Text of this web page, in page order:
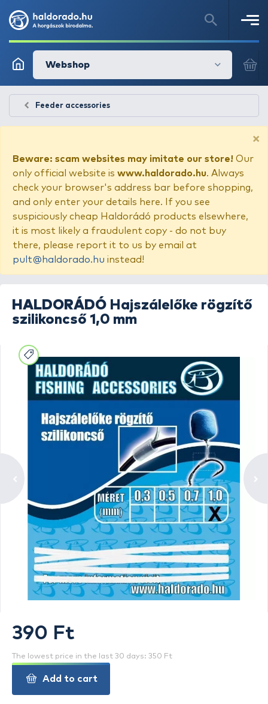
Webshop
Feeder accessories
×
Beware: scam websites may imitate our store! Our
only official website is www.haldorado.hu. Always
check your browser's address bar before shopping,
and only enter your details here. If you see
suspiciously cheap Haldorádó products elsewhere,
it is most likely a fraudulent copy - do not buy
there, please report it to us by email at
pult@haldorado.hu instead!
HALDORÁDÓ Hajszálelőke rögzítő
szilikoncső 1,0 mm
390 Ft
The lowest price in the last 30 days: 350 Ft
Add to cart